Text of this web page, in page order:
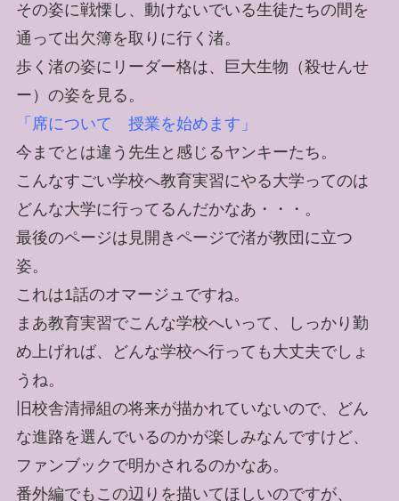
その姿に戦慄し、動けないでいる生徒たちの間を
通って出欠簿を取りに行く渚。
歩く渚の姿にリーダー格は、巨大生物（殺せんせ
ー）の姿を見る。
「席について 授業を始めます」
今までとは違う先生と感じるヤンキーたち。
こんなすごい学校へ教育実習にやる大学ってのは
どんな大学に行ってるんだかなあ・・・。
最後のページは見開きページで渚が教団に立つ
姿。
これは1話のオマージュですね。
まあ教育実習でこんな学校へいって、しっかり勤
め上げれば、どんな学校へ行っても大丈夫でしょ
うね。
旧校舎清掃組の将来が描かれていないので、どん
な進路を選んでいるのかが楽しみなんですけど、
ファンブックで明かされるのかなあ。
番外編でもこの辺りを描いてほしいのですが、